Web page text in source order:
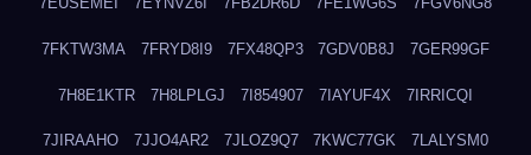
7FKTW3MA 7FRYD8I9 7FX48QP3 7GDV0B8J 7GER99GF
7H8E1KTR 7H8LPLGJ 7I854907 7IAYUF4X 7IRRICQI
7JIRAAHO 7JJO4AR2 7JLOZ9Q7 7KWC77GK 7LALYSM0